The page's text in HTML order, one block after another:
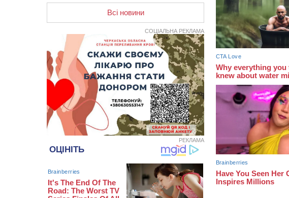
спортивно-реабілітаційний центр
заборону міськради, проведуть
“Ше.Fest”
14:31
У Каневі аномальна спека
призвела до перебоїв у роботі
електромереж та комунальних
служб
На Черкащині намолотили перший
мільйон тонн зерна нового врожаю
13:40
На Кам’янщині сталася масштабна
пожежа сміттєзвалища
На Черкащині сьогодні очікують
грози, зливи, град та шквали до 22
12:50 Внаслідок падіння вертольота
загинув 28-річний захисник зі
Сміли
Всі новини
СОЦІАЛЬНА РЕКЛАМА
РЕКЛАМА